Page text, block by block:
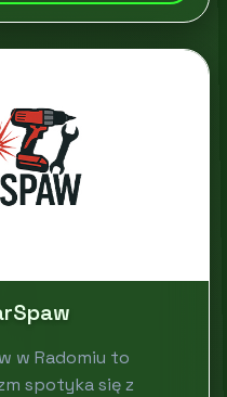
w Radomiu to
spotyka się z